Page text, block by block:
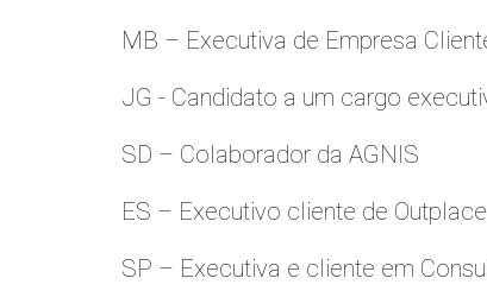
MB – Executiva de Empresa
JG - Candidato a um cargo
SD – Colaborador da AGNIS
ES – Executivo cliente de
SP – Executiva e cliente em